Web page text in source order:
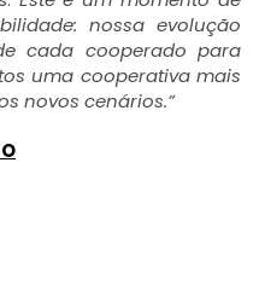
nossa evolução
cada cooperado para
uma cooperativa mais
novos cenários.”